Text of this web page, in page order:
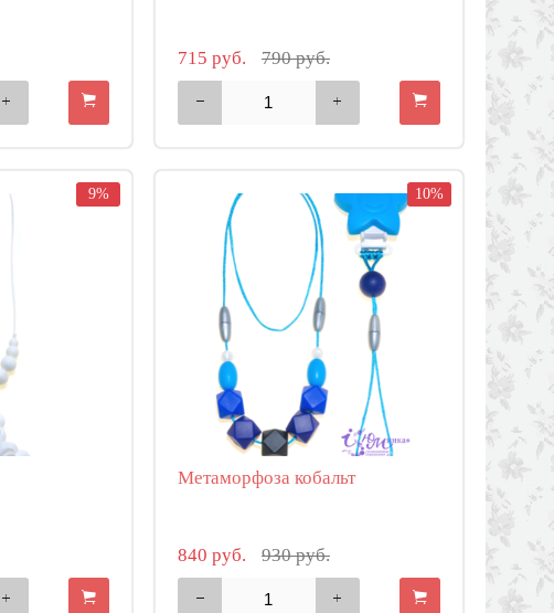
715 руб. 790 руб.
9% 10%
Метаморфоза кобальт
840 руб. 930 руб.